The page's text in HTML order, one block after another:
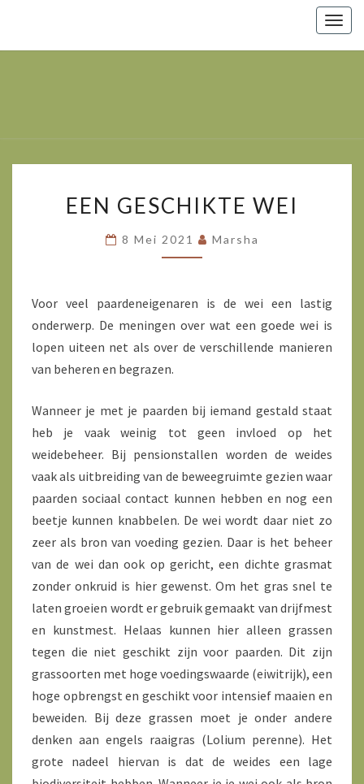
GESCHIKTE
WEI
EEN GESCHIKTE WEI
8 Mei 2021 Marsha
Voor veel paardeneigenaren is de wei een lastig
onderwerp. De meningen over wat een goede wei is
lopen uiteen net als over de verschillende manieren
van beheren en begrazen.
Wanneer je met je paarden bij iemand gestald staat
heb je vaak weinig tot geen invloed op het
weidebeheer. Bij pensionstallen worden de weides
vaak als uitbreiding van de beweegruimte gezien waar
paarden sociaal contact kunnen hebben en nog een
beetje kunnen knabbelen. De wei wordt daar niet zo
zeer als bron van voeding gezien. Daar is het beheer
van de wei dan ook op gericht, een dichte grasmat
zonder onkruid is hier gewenst. Om het gras snel te
laten groeien wordt er gebruik gemaakt van drijfmest
en kunstmest. Helaas kunnen hier alleen grassen
tegen die niet geschikt zijn voor paarden. Dit zijn
grassoorten met hoge voedingswaarde (eiwitrijk), een
hoge opbrengst en geschikt voor intensief maaien en
beweiden. Bij deze grassen moet je onder andere
denken aan engels raaigras (Lolium perenne). Het
grote nadeel hiervan is dat de weides een lage